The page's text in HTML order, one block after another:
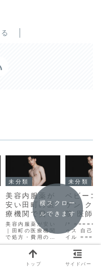
未分類
美容内服薬が
安い田町の医
療機関で費用
と処方の考え
方を解説
美容内服薬が安い
｜田町の医療機関
で処方・費用の考
え方を解説
.sakae-
wrap{font-
family:'Helvetic
未分類
ベビーコ
ゲン ク
院 医師
クマの種
治療の考
/* =====
ゥス 自己完
イル
.sakae-
font-
'Helvetica
Neue',
横スクロー
ルできます
トップ サイドバー